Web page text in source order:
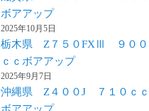
ボアアップ
2025年10月5日
栃木県 Z７５０FXⅢ ９００
ｃｃボアアップ
2025年9月7日
沖縄県 Z４００J ７１０ｃｃ